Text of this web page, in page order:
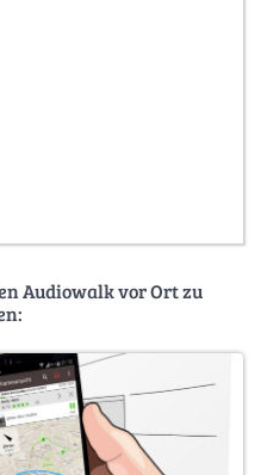
Audiowalk vor Ort zu